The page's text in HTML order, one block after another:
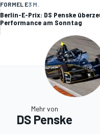
FORMEL E3 M.
Berlin-E-Prix: DS Penske
Performance am Sonntag
Mehr von
DS Penske